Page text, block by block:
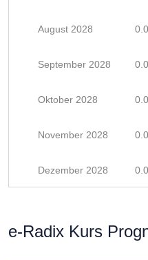
August 2028
September 2028
Oktober 2028
November 2028
Dezember 2028
e-Radix Kurs